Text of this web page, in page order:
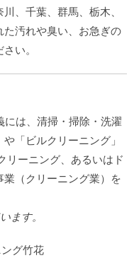
、千葉、群馬、栃木、
汚れや臭い、お急ぎの
い。
は、清掃・掃除・洗濯
「ビルクリーニング」
リーニング、あるいはド
（クリーニング業）を
ます。
グ竹花